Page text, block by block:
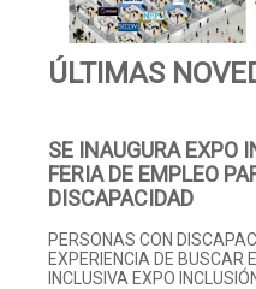
ÚLTIMAS
SE INAUGURA EXPO
FERIA DE EMPLEO
DISCAPACIDAD
PERSONAS CON
EXPERIENCIA DE BUSCAR
INCLUSIVA EXPO